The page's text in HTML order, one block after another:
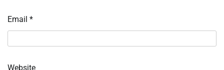
Email *
Website